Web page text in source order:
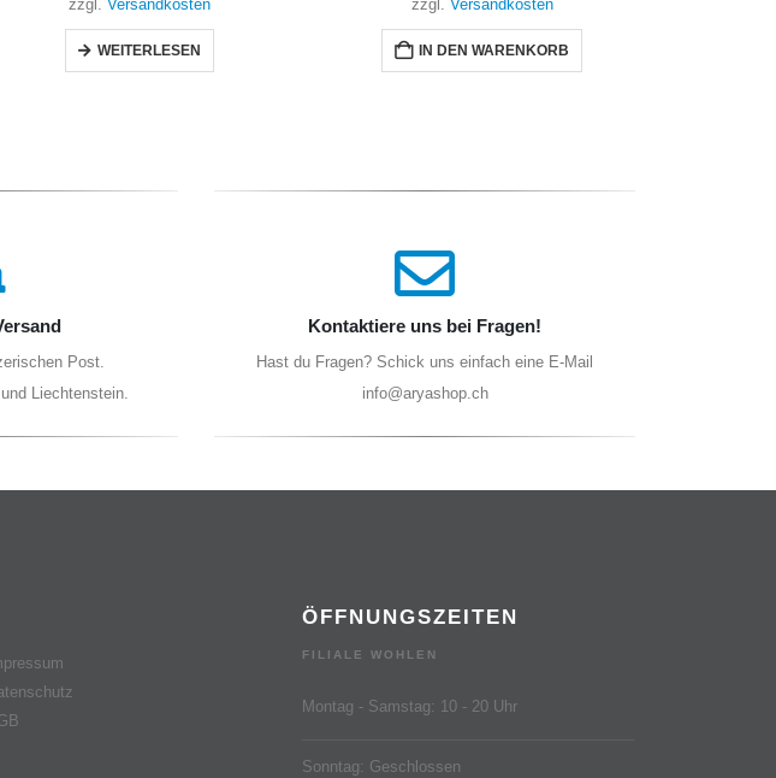
zzgl. Versandkosten
IN DEN WARENKORB
zzgl. Versandkosten
WEITERLESEN
Post.
Liechtenstein.
Kontaktiere uns bei Fragen!
Hast du Fragen? Schick uns einfach eine E-Mail
info@aryashop.ch
ÖFFNUNGSZEITEN
FILIALE WOHLEN
Montag - Samstag: 10 - 20 Uhr
Sonntag: Geschlossen